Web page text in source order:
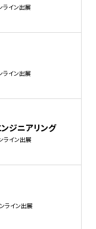
ライン出展
ライン出展
ジニアリング
ライン出展
ライン出展